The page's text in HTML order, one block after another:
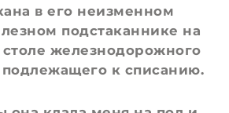
в его неизменном
подстаканнике на
железнодорожного
подлежащего к списанию.